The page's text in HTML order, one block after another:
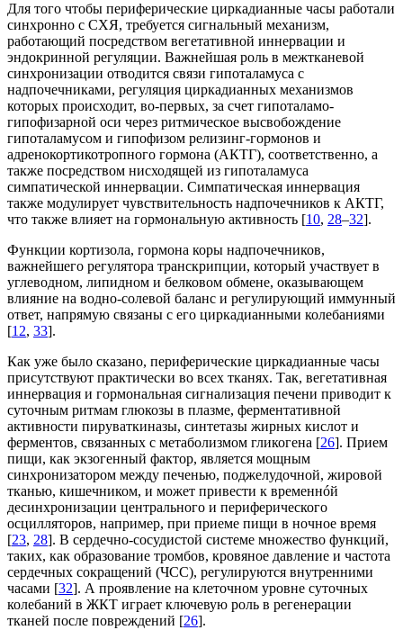
Для того чтобы периферические циркадианные часы работали
синхронно с СХЯ, требуется сигнальный механизм,
работающий посредством вегетативной иннервации и
эндокринной регуляции. Важнейшая роль в межтканевой
синхронизации отводится связи гипоталамуса с
надпочечниками, регуляция циркадианных механизмов
которых происходит, во-первых, за счет гипоталамо-
гипофизарной оси через ритмическое высвобождение
гипоталамусом и гипофизом релизинг-гормонов и
адренокортикотропного гормона (АКТГ), соответственно, а
также посредством нисходящей из гипоталамуса
симпатической иннервации. Симпатическая иннервация
также модулирует чувствительность надпочечников к АКТГ,
что также влияет на гормональную активность [10, 28–32].
Функции кортизола, гормона коры надпочечников,
важнейшего регулятора транскрипции, который участвует в
углеводном, липидном и белковом обмене, оказывающем
влияние на водно-солевой баланс и регулирующий иммунный
ответ, напрямую связаны с его циркадианными колебаниями
[12, 33].
Как уже было сказано, периферические циркадианные часы
присутствуют практически во всех тканях. Так, вегетативная
иннервация и гормональная сигнализация печени приводит к
суточным ритмам глюкозы в плазме, ферментативной
активности пируваткиназы, синтетазы жирных кислот и
ферментов, связанных с метаболизмом гликогена [26]. Прием
пищи, как экзогенный фактор, является мощным
синхронизатором между печенью, поджелудочной, жировой
тканью, кишечником, и может привести к временнóй
десинхронизации центрального и периферического
осцилляторов, например, при приеме пищи в ночное время
[23, 28]. В сердечно-сосудистой системе множество функций,
таких, как образование тромбов, кровяное давление и частота
сердечных сокращений (ЧСС), регулируются внутренними
часами [32]. А проявление на клеточном уровне суточных
колебаний в ЖКТ играет ключевую роль в регенерации
тканей после повреждений [26].